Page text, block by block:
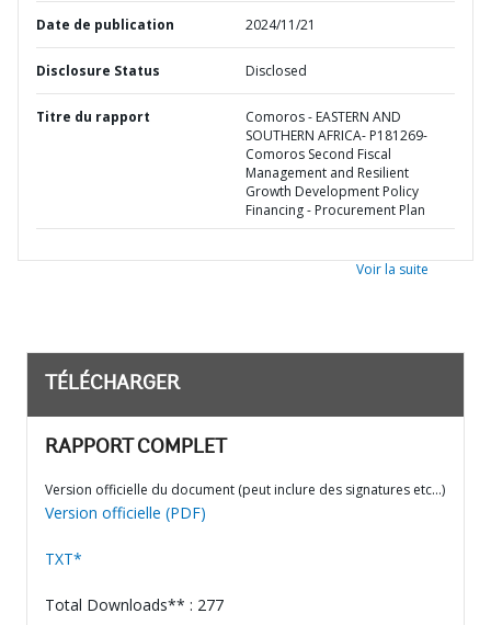
Date de publication 2024/11/21
Disclosure Status Disclosed
Titre du rapport
Comoros - EASTERN AND
SOUTHERN AFRICA- P181269-
Comoros Second Fiscal
Management and Resilient
Growth Development Policy
Financing - Procurement Plan
Voir la suite
TÉLÉCHARGER
RAPPORT COMPLET
Version officielle du document (peut inclure des signatures etc…)
Version officielle (PDF)
TXT*
Total Downloads** : 277